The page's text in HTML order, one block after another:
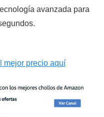
avanzada para